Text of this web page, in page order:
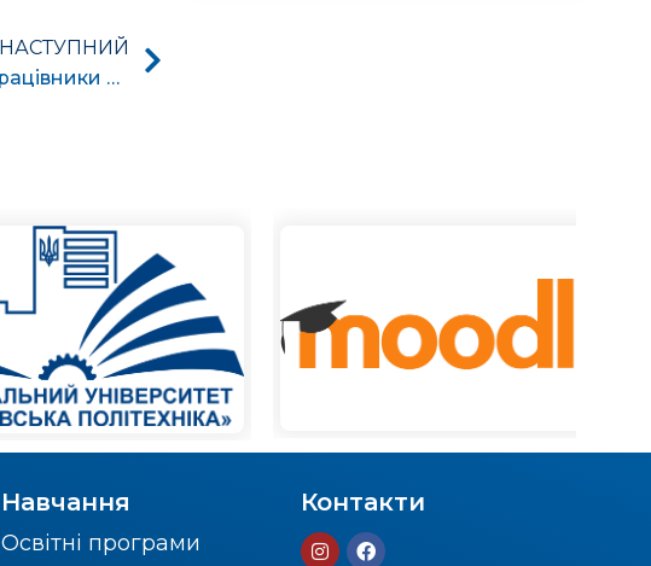
НАСТУПНИЙ
Здобувачі та науково-педагогічні працівники НУ “Чернігівська політехніка” прослухали гостьову лекцію про відновлювальні джерела енергії
Навчання
Освітні програми
Контакти